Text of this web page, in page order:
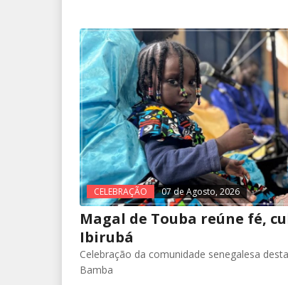
CELEBRAÇÃO 07 de Agosto, 2026
Magal de Touba reúne fé,
Ibirubá
Celebração da comunidade senegalesa
Bamba